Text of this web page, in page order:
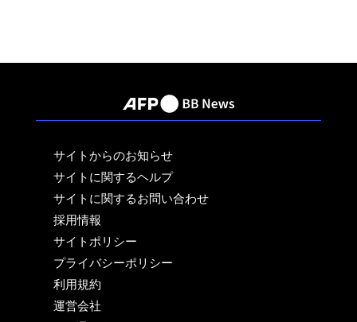
サイトからのお知らせ
サイトに関するヘルプ
サイトに関するお問い合わせ
採用情報
サイトポリシー
プライバシーポリシー
利用規約
運営会社